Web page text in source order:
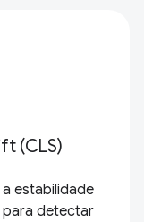
(CLS)
estabilidade
detectar